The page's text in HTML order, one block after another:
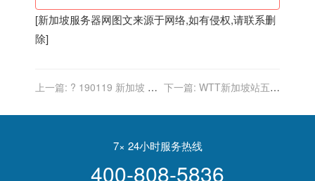
[新加坡服务器网图文来源于网络,如有侵权,请联系删
除]
上一篇: ? 190119 新加坡 在
哭得红红的……
下一篇: WTT新加坡站五个
单无忧，男双最差！
7× 24小时服务热线
400-808-5836